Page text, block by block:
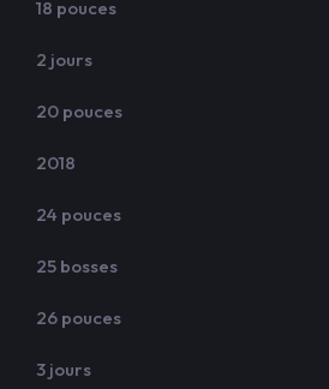
18 pouces
2 jours
20 pouces
2018
24 pouces
25 bosses
26 pouces
3 jours